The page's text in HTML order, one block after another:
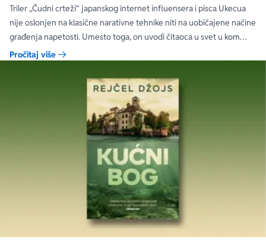
Triler „Čudni crteži“ japanskog internet influensera i pisca Ukecua
nije oslonjen na klasične narativne tehnike niti na uobičajene načine
građenja napetosti. Umesto toga, on uvodi čitaoca u svet u kom
priložene ilustracije govore više od reči, a ono što je nacrtano često
Pročitaj više